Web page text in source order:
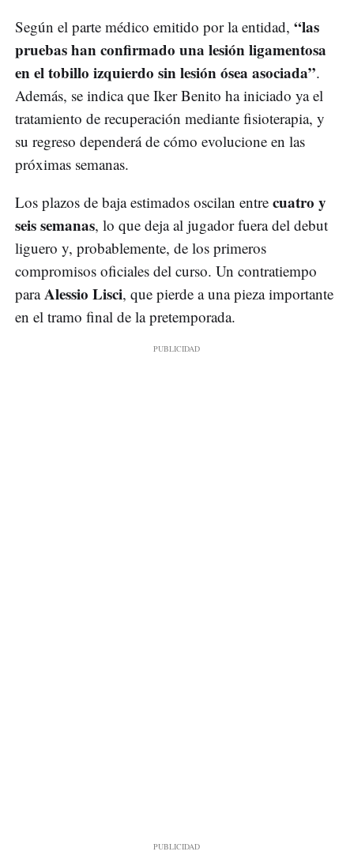
Según el parte médico emitido por la entidad, “las
pruebas han confirmado una lesión ligamentosa
en el tobillo izquierdo sin lesión ósea asociada”.
Además, se indica que Iker Benito ha iniciado ya el
tratamiento de recuperación mediante fisioterapia, y
su regreso dependerá de cómo evolucione en las
próximas semanas.
Los plazos de baja estimados oscilan entre cuatro y
seis semanas, lo que deja al jugador fuera del debut
liguero y, probablemente, de los primeros
compromisos oficiales del curso. Un contratiempo
paraAlessio Lisci, que pierde a una pieza importante
en el tramo final de la pretemporada.